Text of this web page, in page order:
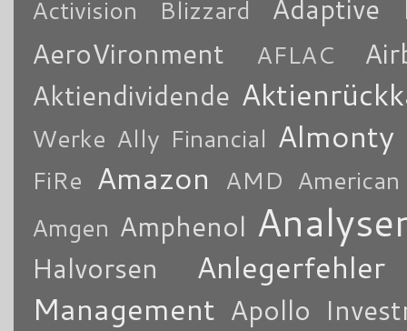
Activision Blizzard
Adaptive
AeroVironment
AFLAC
Aktiendividende
Werke Ally Financial Almonty
FiRe Amazon AMD
Amgen Amphenol
Halvorsen
Anlegerfehler
Management Apollo